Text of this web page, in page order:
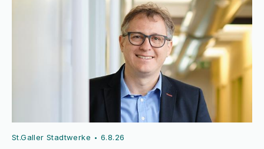
St.Galler Stadtwerke • 6.8.26